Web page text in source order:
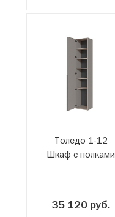
Толедо 1-12
Шкаф с полками
35 120 руб.